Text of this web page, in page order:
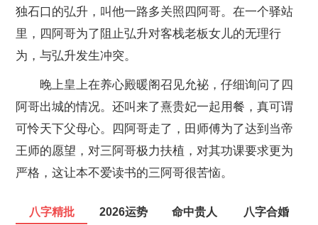
独石口的弘升，叫他一路多关照四阿哥。在一个驿站
里，四阿哥为了阻止弘升对客栈老板女儿的无理行
为，与弘升发生冲突。
晚上皇上在养心殿暖阁召见允袐，仔细询问了四
阿哥出城的情况。还叫来了熹贵妃一起用餐，真可谓
可怜天下父母心。四阿哥走了，田师傅为了达到当帝
王师的愿望，对三阿哥极力扶植，对其功课要求更为
严格，这让本不爱读书的三阿哥很苦恼。
八字精批 2026运势 命中贵人 八字合婚